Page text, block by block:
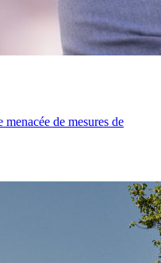
de mesures de